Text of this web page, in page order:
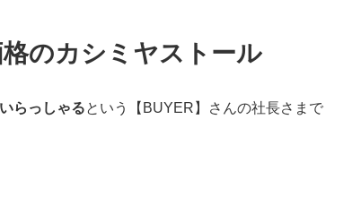
格のカシミヤストール
らっしゃるという【BUYER】さんの社長さまで